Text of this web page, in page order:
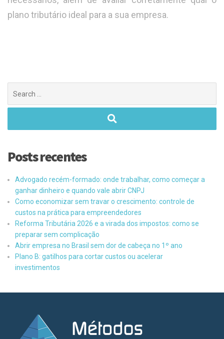
plano tributário ideal para a sua empresa.
Posts recentes
Advogado recém-formado: onde trabalhar, como começar a
ganhar dinheiro e quando vale abrir CNPJ
Como economizar sem travar o crescimento: controle de
custos na prática para empreendedores
Reforma Tributária 2026 e a virada dos impostos: como se
preparar sem complicação
Abrir empresa no Brasil sem dor de cabeça no 1º ano
Plano B: gatilhos para cortar custos ou acelerar
investimentos